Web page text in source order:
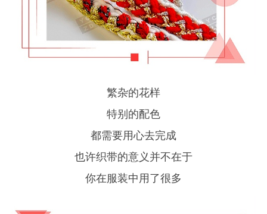
繁杂的花样
特别的配色
都需要用心去完成
也许织带的意义并不在于
你在服装中用了很多